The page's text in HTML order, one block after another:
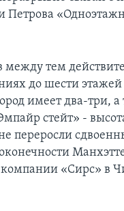
Петрова
тем
до шести
имеет два-три,
стейт» -
переросли
«Сирс» в